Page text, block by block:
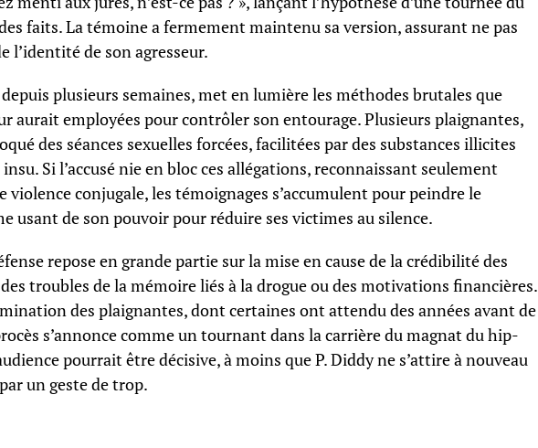
faits. La témoine a fermement maintenu sa version, assurant ne pas
l’identité de son agresseur.
plusieurs semaines, met en lumière les méthodes brutales que
aurait employées pour contrôler son entourage. Plusieurs plaignantes,
des séances sexuelles forcées, facilitées par des substances illicites
Si l’accusé nie en bloc ces allégations, reconnaissant seulement
violence conjugale, les témoignages s’accumulent pour peindre le
usant de son pouvoir pour réduire ses victimes au silence.
repose en grande partie sur la mise en cause de la crédibilité des
troubles de la mémoire liés à la drogue ou des motivations financières.
des plaignantes, dont certaines ont attendu des années avant de
s’annonce comme un tournant dans la carrière du magnat du hip-
pourrait être décisive, à moins que P. Diddy ne s’attire à nouveau
un geste de trop.